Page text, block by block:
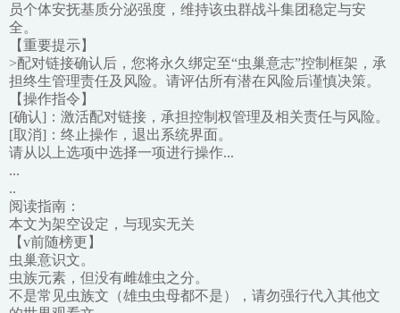
员个体安抚基质分泌强度，维持该虫群战斗集团稳定与安
全。
【重要提示】
>配对链接确认后，您将永久绑定至“虫巢意志”控制框架，承
担终生管理责任及风险。请评估所有潜在风险后谨慎决策。
【操作指令】
[确认]：激活配对链接，承担控制权管理及相关责任与风险。
[取消]：终止操作，退出系统界面。
请从以上选项中选择一项进行操作...
...
..
阅读指南：
本文为架空设定，与现实无关
【v前随榜更】
虫巢意识文。
虫族元素，但没有雌雄虫之分。
不是常见虫族文（雄虫虫母都不是），请勿强行代入其他文